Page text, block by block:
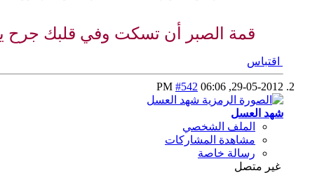
قمة الصبر أن تسكت وفي قلبك جرح
اقتباس
29-05-2012,
06:06 PM
#542
شهد العسل
الملف الشخصي
مشاهدة المشاركات
رسالة خاصة
غير متصل